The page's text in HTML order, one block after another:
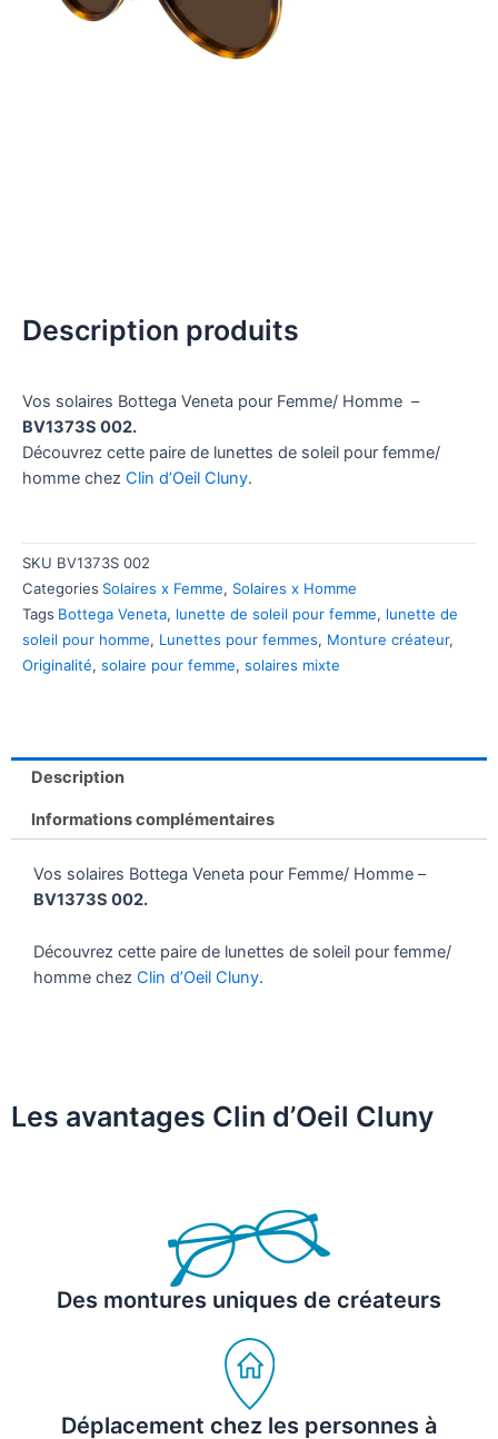
Description produits
Vos solaires Bottega Veneta pour Femme/ Homme –
BV1373S 002.
Découvrez cette paire de lunettes de soleil pour femme/
homme chez Clin d’Oeil Cluny.
SKU BV1373S 002
Categories Solaires x Femme, Solaires x Homme
Tags Bottega Veneta, lunette de soleil pour femme, lunette de
soleil pour homme, Lunettes pour femmes, Monture créateur,
Originalité, solaire pour femme, solaires mixte
Description
Informations complémentaires
Vos solaires Bottega Veneta pour Femme/ Homme –
BV1373S 002.
Découvrez cette paire de lunettes de soleil pour femme/
homme chez Clin d’Oeil Cluny.
Les avantages Clin d’Oeil Cluny
Des montures uniques de créateurs
Déplacement chez les personnes à